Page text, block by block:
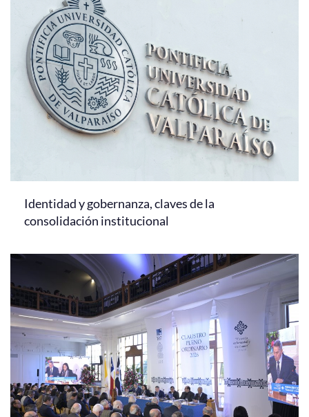
Identidad y gobernanza, claves de la
consolidación institucional